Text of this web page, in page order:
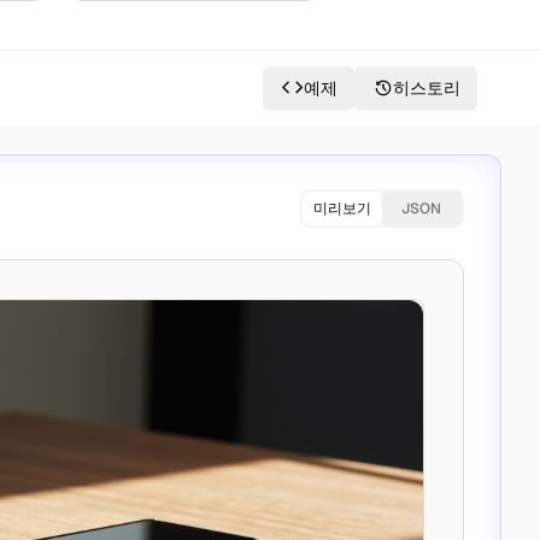
예제 히스토리
미리보기 JSON